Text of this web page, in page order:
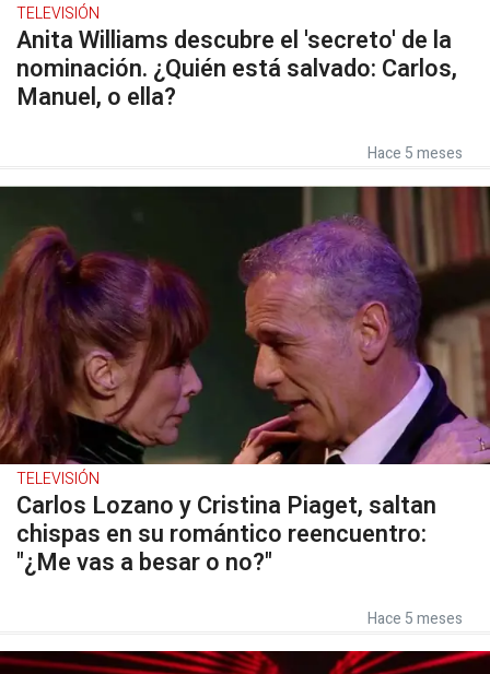
TELEVISIÓN
Anita Williams descubre el 'secreto' de la
nominación. ¿Quién está salvado: Carlos,
Manuel, o ella?
Hace 5 meses
TELEVISIÓN
Carlos Lozano y Cristina Piaget, saltan
chispas en su romántico reencuentro:
"¿Me vas a besar o no?"
Hace 5 meses